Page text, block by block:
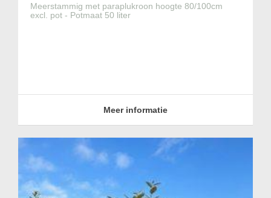
Meerstammig met paraplukroon hoogte 80/100cm
excl. pot - Potmaat 50 liter
Meer informatie